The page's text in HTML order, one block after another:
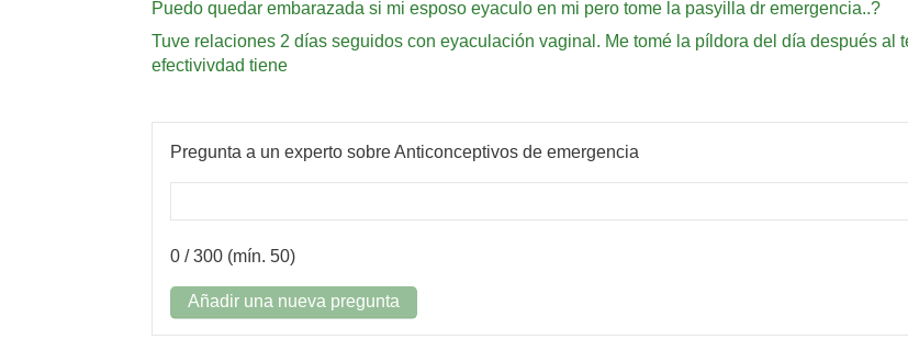
Puedo quedar embarazada si mi esposo eyaculo en mi pero tome la pasyilla dr emergencia..?
Tuve relaciones 2 días seguidos con eyaculación vaginal. Me tomé la píldora del día después al
efectivivdad tiene
Pregunta a un experto sobre Anticonceptivos de emergencia
0 / 300 (mín. 50)
Añadir una nueva pregunta